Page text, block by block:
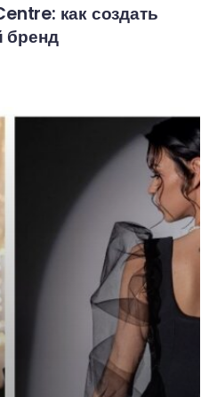
как создать
бренд